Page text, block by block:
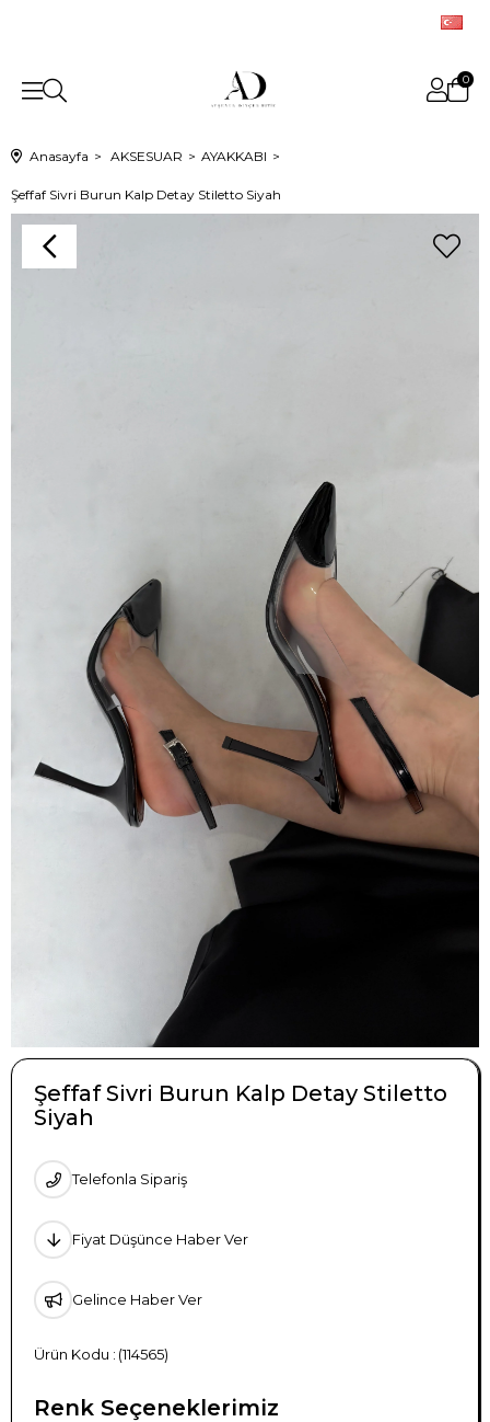
0
Anasayfa AKSESUAR AYAKKABI
Şeffaf Sivri Burun Kalp Detay Stiletto Siyah
Şeffaf Sivri Burun Kalp Detay Stiletto
Siyah
Telefonla Sipariş
Fiyat Düşünce Haber Ver
Gelince Haber Ver
(114565)
Renk Seçeneklerimiz